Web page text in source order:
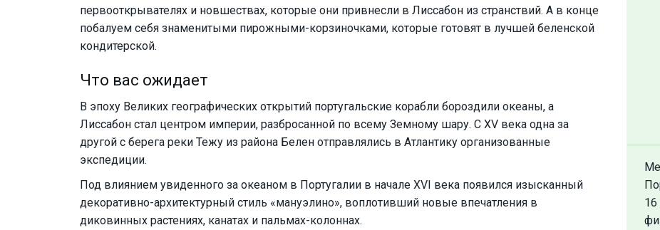
первооткрывателях и новшествах, которые они привнесли в Лиссабон из странствий. А в конце
побалуем себя знаменитыми пирожными-корзиночками, которые готовят в лучшей беленской
кондитерской.
Что вас ожидает
В эпоху Великих географических открытий португальские корабли бороздили океаны, а
Лиссабон стал центром империи, разбросанной по всему Земному шару. С XV века одна за
другой с берега реки Тежу из района Белен отправлялись в Атлантику организованные
экспедиции.
Под влиянием увиденного за океаном в Португалии в начале XVI века появился изысканный
декоративно-архитектурный стиль «мануэлино», воплотивший новые впечатления в
диковинных растениях, канатах и пальмах-колоннах.